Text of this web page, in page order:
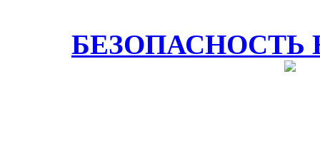
БЕЗОПАСНОСТЬ